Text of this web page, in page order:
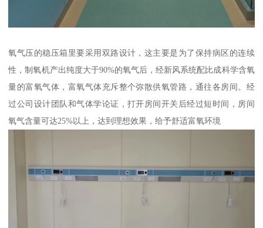
氧气压的稳压箱里要采用双路设计，这主要是为了保持病区的连续
性，制氧机产出纯度大于90%的氧气后，经新风系统配比成科学含氧
量的富氧气体，富氧气体充斥整个弥散供氧管路，通往各房间。经
过公司设计团队和气体学论证，打开房间开关后经过短时间，房间
氧气含量可达25%以上，达到理想效果，给予舒适富氧环境